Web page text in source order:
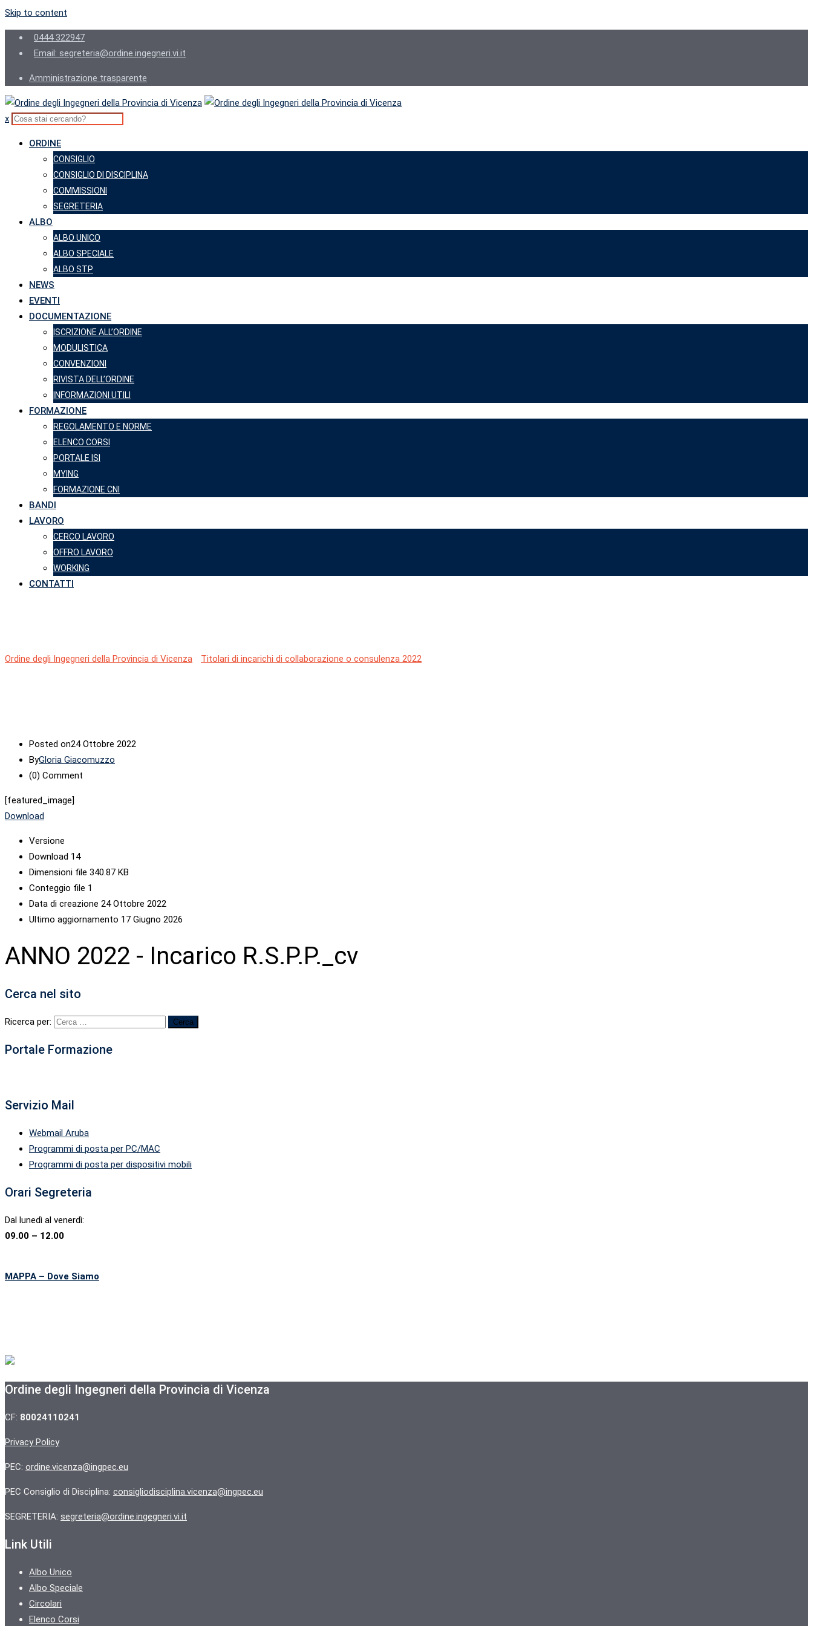
Skip to content
0444 322947
Email: segreteria@ordine.ingegneri.vi.it
Amministrazione trasparente
x
ORDINE
CONSIGLIO
CONSIGLIO DI DISCIPLINA
COMMISSIONI
SEGRETERIA
ALBO
ALBO UNICO
ALBO SPECIALE
ALBO STP
NEWS
EVENTI
DOCUMENTAZIONE
ISCRIZIONE ALL’ORDINE
MODULISTICA
CONVENZIONI
RIVISTA DELL’ORDINE
INFORMAZIONI UTILI
FORMAZIONE
REGOLAMENTO E NORME
ELENCO CORSI
PORTALE ISI
MYING
FORMAZIONE CNI
BANDI
LAVORO
CERCO LAVORO
OFFRO LAVORO
WORKING
CONTATTI
Ordine degli Ingegneri della Provincia di Vicenza Titolari di incarichi di collaborazione o consulenza 2022
Posted on24 Ottobre 2022
ByGloria Giacomuzzo
(0) Comment
[featured_image]
Download
Versione
Download 14
Dimensioni file 340.87 KB
Conteggio file 1
Data di creazione 24 Ottobre 2022
Ultimo aggiornamento 17 Giugno 2026
ANNO 2022 - Incarico R.S.P.P._cv
Cerca nel sito
Ricerca per:
Portale Formazione
Servizio Mail
Webmail Aruba
Programmi di posta per PC/MAC
Programmi di posta per dispositivi mobili
Orari Segreteria
Dal lunedì al venerdì:
09.00 – 12.00
MAPPA – Dove Siamo
Ordine degli Ingegneri della Provincia di Vicenza
CF: 80024110241
Privacy Policy
PEC: ordine.vicenza@ingpec.eu
PEC Consiglio di Disciplina: consigliodisciplina.vicenza@ingpec.eu
SEGRETERIA: segreteria@ordine.ingegneri.vi.it
Link Utili
Albo Unico
Albo Speciale
Circolari
Elenco Corsi